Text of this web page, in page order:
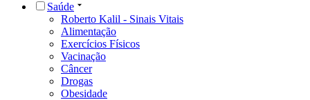
Saúde
Roberto Kalil - Sinais Vitais
Alimentação
Exercícios Físicos
Vacinação
Câncer
Drogas
Obesidade